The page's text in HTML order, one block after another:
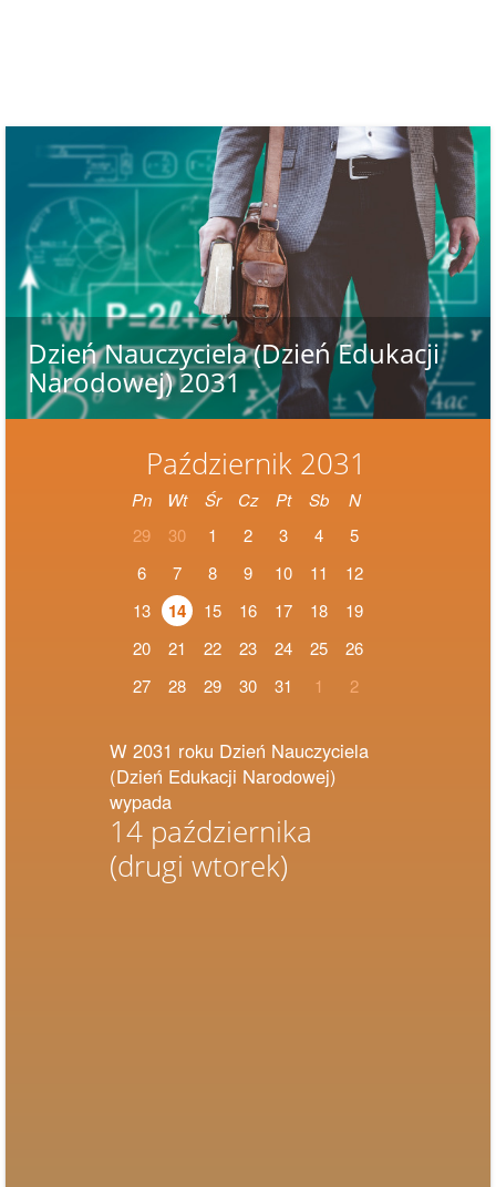
Październik 2031
Pn Wt Śr Cz Pt Sb
N
29
30 1 2 3 4
5
6
7 8 9 10 11
12
13
14 15 16 17 18
19
20
21 22 23 24 25
26
27
28 29 30 31 1 2
W 2031 roku Dzień Nauczyciela
(Dzień Edukacji Narodowej)
wypada
14 października
(drugi wtorek)
Dzień Nauczyciela (Dzień Edukacji
Narodowej) 2031